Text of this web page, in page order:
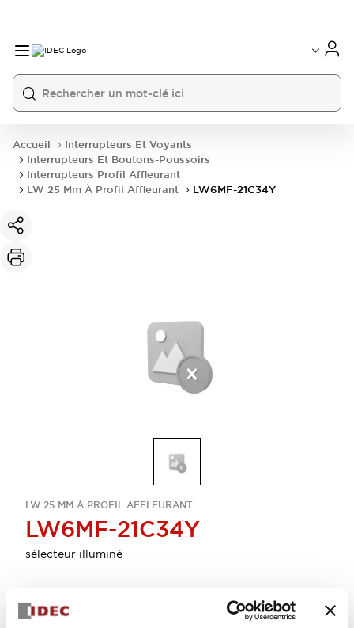
Accueil
Interrupteurs Et Voyants
Interrupteurs Et Boutons-Poussoirs
Interrupteurs Profil Affleurant
LW 25 Mm À Profil Affleurant
LW6MF-21C34Y
LW 25 MM À PROFIL AFFLEURANT
LW6MF-21C34Y
sélecteur illuminé
Sélectionner la quantité